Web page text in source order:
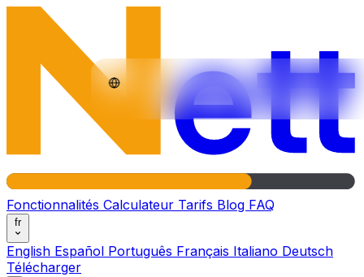
Fonctionnalités Calculateur Tarifs Blog FAQ
fr
English Español Português Français Italiano Deutsch
Télécharger